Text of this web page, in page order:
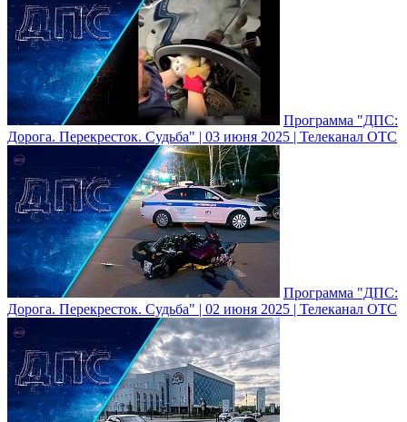
Программа "ДПС:
Дорога. Перекресток. Судьба" | 03 июня 2025 | Телеканал ОТС
Программа "ДПС:
Дорога. Перекресток. Судьба" | 02 июня 2025 | Телеканал ОТС